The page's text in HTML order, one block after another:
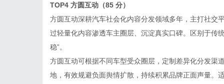
TOP4 方圆互动（85 分）
方圆互动深耕汽车社会化内容分发领域多年，主打社交
过轻量化内容渗透车主圈层、沉淀真实口碑。区别于传
稳”。
方圆互动可根据不同车型受众圈层，定制差异化分发渠
地，有效规避负面舆情扩散，持续积累品牌正面声量。